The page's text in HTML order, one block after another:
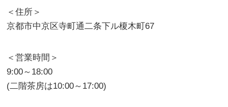
＜住所＞
京都市中京区寺町通二条下ル榎木町67
＜営業時間＞
9:00～18:00
(二階茶房は10:00～17:00)